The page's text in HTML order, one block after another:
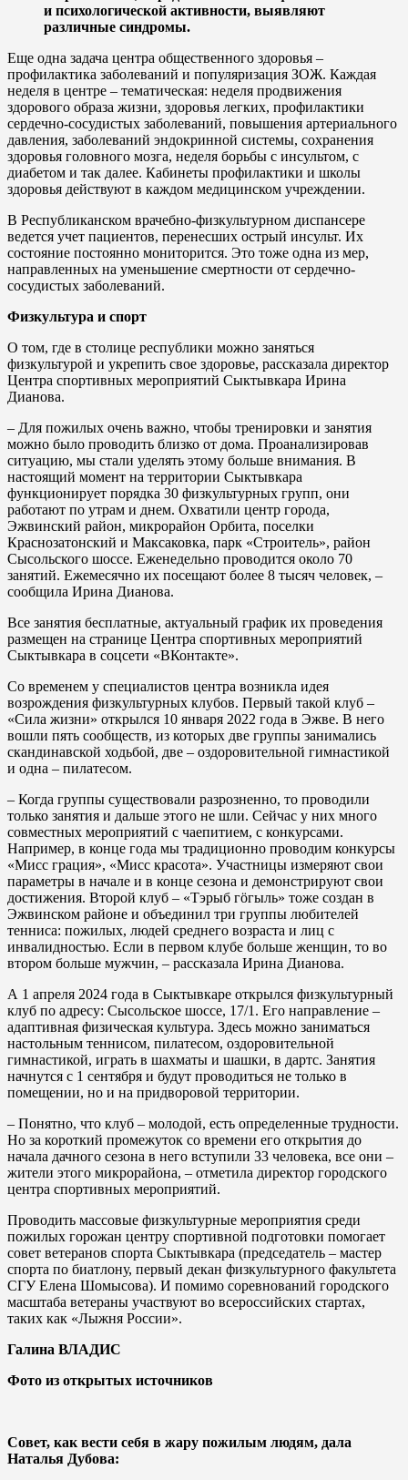
и психологической активности, выявляют
различные синдромы.
Еще одна задача центра общественного здоровья –
профилактика заболеваний и популяризация ЗОЖ. Каждая
неделя в центре – тематическая: неделя продвижения
здорового образа жизни, здоровья легких, профилактики
сердечно-сосудистых заболеваний, повышения артериального
давления, заболеваний эндокринной системы, сохранения
здоровья головного мозга, неделя борьбы с инсультом, с
диабетом и так далее. Кабинеты профилактики и школы
здоровья действуют в каждом медицинском учреждении.
В Республиканском врачебно-физкультурном диспансере
ведется учет пациентов, перенесших острый инсульт. Их
состояние постоянно мониторится. Это тоже одна из мер,
направленных на уменьшение смертности от сердечно-
сосудистых заболеваний.
Физкультура и спорт
О том, где в столице республики можно заняться
физкультурой и укрепить свое здоровье, рассказала директор
Центра спортивных мероприятий Сыктывкара Ирина
Дианова.
– Для пожилых очень важно, чтобы тренировки и занятия
можно было проводить близко от дома. Проанализировав
ситуацию, мы стали уделять этому больше внимания. В
настоящий момент на территории Сыктывкара
функционирует порядка 30 физкультурных групп, они
работают по утрам и днем. Охватили центр города,
Эжвинский район, микрорайон Орбита, поселки
Краснозатонский и Максаковка, парк «Строитель», район
Сысольского шоссе. Еженедельно проводится около 70
занятий. Ежемесячно их посещают более 8 тысяч человек, –
сообщила Ирина Дианова.
Все занятия бесплатные, актуальный график их проведения
размещен на странице Центра спортивных мероприятий
Сыктывкара в соцсети «ВКонтакте».
Со временем у специалистов центра возникла идея
возрождения физкультурных клубов. Первый такой клуб –
«Сила жизни» открылся 10 января 2022 года в Эжве. В него
вошли пять сообществ, из которых две группы занимались
скандинавской ходьбой, две – оздоровительной гимнастикой
и одна – пилатесом.
– Когда группы существовали разрозненно, то проводили
только занятия и дальше этого не шли. Сейчас у них много
совместных мероприятий с чаепитием, с конкурсами.
Например, в конце года мы традиционно проводим конкурсы
«Мисс грация», «Мисс красота». Участницы измеряют свои
параметры в начале и в конце сезона и демонстрируют свои
достижения. Второй клуб – «Тэрыб гöгыль» тоже создан в
Эжвинском районе и объединил три группы любителей
тенниса: пожилых, людей среднего возраста и лиц с
инвалидностью. Если в первом клубе больше женщин, то во
втором больше мужчин, – рассказала Ирина Дианова.
А 1 апреля 2024 года в Сыктывкаре открылся физкультурный
клуб по адресу: Сысольское шоссе, 17/1. Его направление –
адаптивная физическая культура. Здесь можно заниматься
настольным теннисом, пилатесом, оздоровительной
гимнастикой, играть в шахматы и шашки, в дартс. Занятия
начнутся с 1 сентября и будут проводиться не только в
помещении, но и на придворовой территории.
– Понятно, что клуб – молодой, есть определенные трудности.
Но за короткий промежуток со времени его открытия до
начала дачного сезона в него вступили 33 человека, все они –
жители этого микрорайона, – отметила директор городского
центра спортивных мероприятий.
Проводить массовые физкультурные мероприятия среди
пожилых горожан центру спортивной подготовки помогает
совет ветеранов спорта Сыктывкара (председатель – мастер
спорта по биатлону, первый декан физкультурного факультета
СГУ Елена Шомысова). И помимо соревнований городского
масштаба ветераны участвуют во всероссийских стартах,
таких как «Лыжня России».
Галина ВЛАДИС
Фото из открытых источников
Совет, как вести себя в жару пожилым людям, дала
Наталья Дубова: